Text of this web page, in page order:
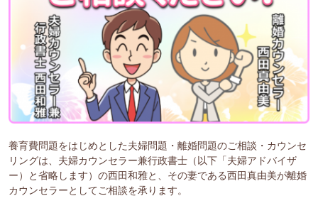
養育費問題をはじめとした夫婦問題・離婚問題のご相談・カウンセ
リングは、夫婦カウンセラー兼行政書士（以下「夫婦アドバイザ
ー）と省略します）の西田和雅と、その妻である西田真由美が離婚
カウンセラーとしてご相談を承ります。